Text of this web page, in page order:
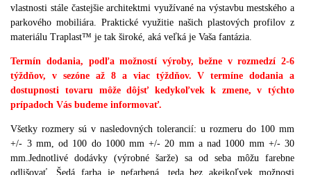
vlastnosti stále častejšie architektmi využívané na výstavbu mestského a
parkového mobiliára. Praktické využitie našich plastových profilov z
materiálu Traplast™ je tak široké, aká veľká je Vaša fantázia.
Termín dodania, podľa možností výroby, bežne v rozmedzí 2-6
týždňov, v sezóne až 8 a viac týždňov. V termíne dodania a
dostupnosti tovaru môže dôjsť kedykoľvek k zmene, v týchto
prípadoch Vás budeme informovať.
Všetky rozmery sú v nasledovných tolerancií: u rozmeru do 100 mm
+/- 3 mm, od 100 do 1000 mm +/- 20 mm a nad 1000 mm +/- 30
mm.Jednotlivé dodávky (výrobné šarže) sa od seba môžu farebne
odlišovať
Šedá farba je nefarbená, teda bez akejkoľvek možnosti